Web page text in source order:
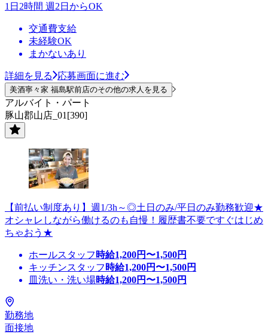
1日2時間 週2日からOK
交通費支給
未経験OK
まかないあり
詳細を見る 応募画面に進む
美酒寧々家 福島駅前店のその他の求人を見る
アルバイト・パート
豚山郡山店_01[390]
【前払い制度あり】週1/3h～◎土日のみ/平日のみ勤務歓迎★
オシャレしながら働けるのも自慢！履歴書不要ですぐはじめ
ちゃおう★
ホールスタッフ 時給1,200円〜1,500円
キッチンスタッフ 時給1,200円〜1,500円
皿洗い・洗い場時給1,200円〜1,500円
勤務地
面接地